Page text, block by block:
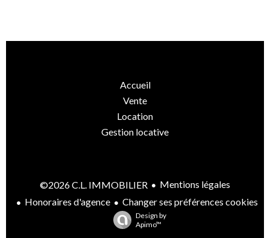
Accueil
Vente
Location
Gestion locative
©2026 C.L. IMMOBILIER
Mentions légales
Honoraires d'agence
Changer ses préférences cookies
Design by
Apimo™